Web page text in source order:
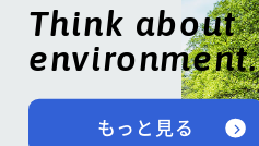
Think about
environment.
もっと見る